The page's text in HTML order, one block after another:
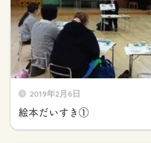
2019年2月6日
絵本だいすき①